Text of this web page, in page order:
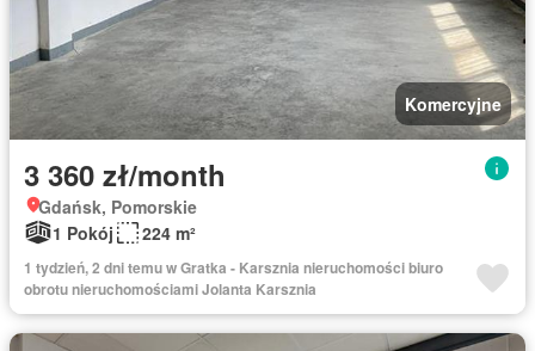
Komercyjne
3 360 zł/month
Gdańsk, Pomorskie
1 Pokój
224 m²
1 tydzień, 2 dni temu w Gratka - Karsznia nieruchomości biuro
obrotu nieruchomościami Jolanta Karsznia